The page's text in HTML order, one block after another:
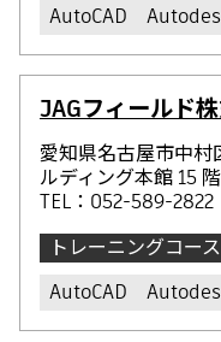
AutoCAD
JAGフィールド
愛知県名古屋市中村
ルディング本館 15 階
TEL：052-589-2822
トレーニングコース
AutoCAD